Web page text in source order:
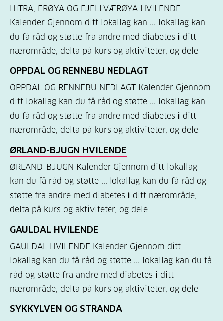
For
helsepersonell
(157)
Felles
innhold
(59)
Diabetes
(43)
Diabetes
type
2
(17)
Hva
er
diabetes?
(7)
Bli
HITRA, FRØYA OG FJELLVÆRØYA HVILENDE
Kalender Gjennom ditt lokallag kan ... lokallag kan
du få råd og støtte fra andre med diabetes i ditt
nærområde, delta på kurs og aktiviteter, og dele
OPPDAL OG RENNEBU NEDLAGT
OPPDAL OG RENNEBU NEDLAGT Kalender Gjennom
ditt lokallag kan du få råd og støtte ... lokallag kan
du få råd og støtte fra andre med diabetes i ditt
nærområde, delta på kurs og aktiviteter, og dele
ØRLAND-BJUGN HVILENDE
ØRLAND-BJUGN Kalender Gjennom ditt lokallag
kan du få råd og støtte ... lokallag kan du få råd og
støtte fra andre med diabetes i ditt nærområde,
delta på kurs og aktiviteter, og dele
GAULDAL HVILENDE
GAULDAL HVILENDE Kalender Gjennom ditt
lokallag kan du få råd og støtte ... lokallag kan du få
råd og støtte fra andre med diabetes i ditt
nærområde, delta på kurs og aktiviteter, og dele
SYKKYLVEN OG STRANDA